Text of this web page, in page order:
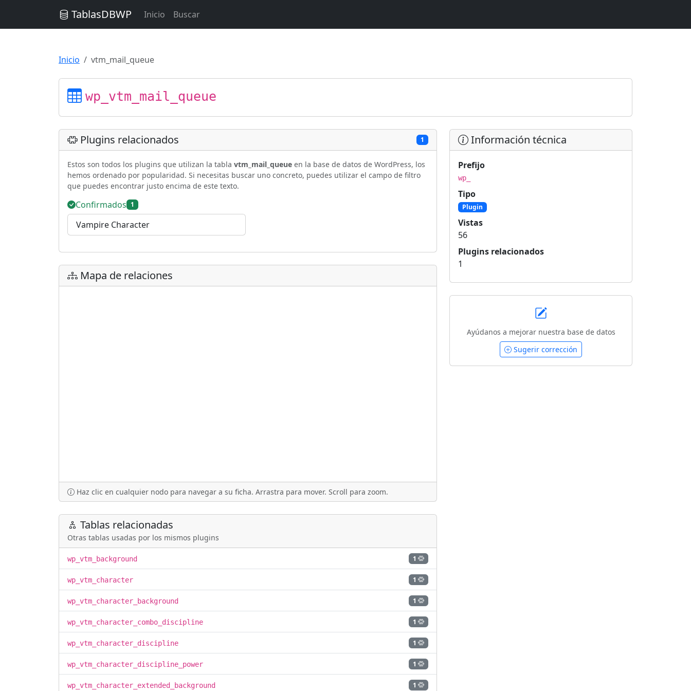
TablasDBWP Inicio Buscar
Inicio vtm_mail_queue
wp_vtm_mail_queue
Plugins relacionados 1
Estos son todos los plugins que utilizan la tabla vtm_mail_queue en la base de datos de WordPress, los
hemos ordenado por popularidad. Si necesitas buscar uno concreto, puedes utilizar el campo de filtro
que puedes encontrar justo encima de este texto.
Confirmados 1
Vampire Character
Mapa de relaciones
Haz clic en cualquier nodo para navegar a su ficha. Arrastra para mover. Scroll para zoom.
Tablas relacionadas
Otras tablas usadas por los mismos plugins
wp_vtm_background 1
wp_vtm_character 1
wp_vtm_character_background 1
wp_vtm_character_combo_discipline 1
wp_vtm_character_discipline 1
wp_vtm_character_discipline_power 1
wp_vtm_character_extended_background 1
Información técnica
Prefijo
wp_
Tipo
Plugin
Vistas
56
Plugins relacionados
1
Ayúdanos a mejorar nuestra base de datos
Sugerir corrección